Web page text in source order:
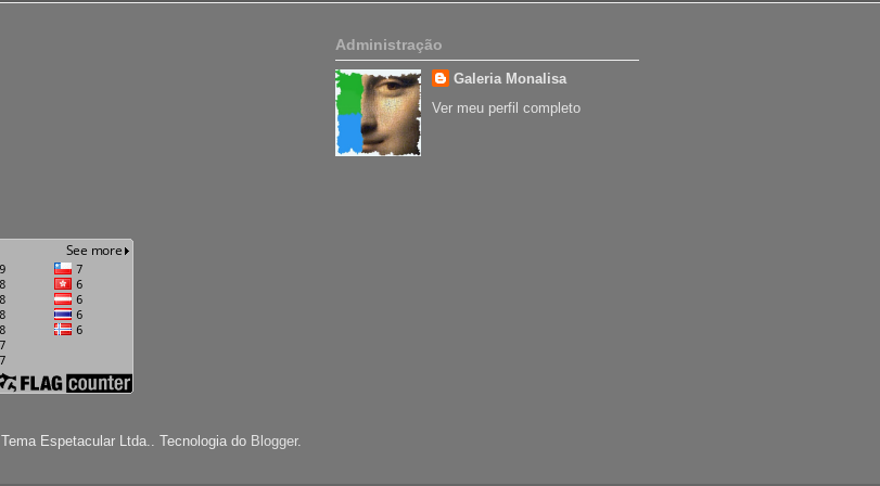
Administração
Galeria Monalisa
Ver meu perfil completo
Tema Espetacular Ltda.. Tecnologia do Blogger.